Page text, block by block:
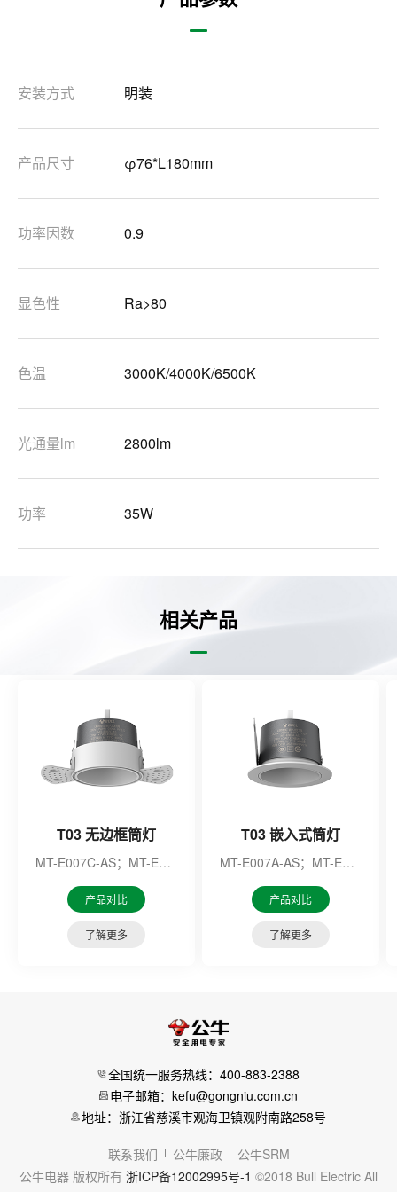
安装方式 明装
产品尺寸 φ76*L180mm
功率因数 0.9
显色性 Ra>80
色温 3000K/4000K/6500K
光通量lm 2800lm
功率 35W
相关产品
T03 无边框筒灯
MT-E007C-AS；MT-E007F-AS；MT-E007M-AS；MT-E007N-AS；MT-E010E-AS；MT-E010F-AS；MT-E010G-AS；MT-E010H-AS；
产品对比
了解更多
T03 嵌入式筒灯
MT-E007A-AS；MT-E007B-AS
产品对比
了解更多
全国统一服务热线：400-883-2388
电子邮箱：kefu@gongniu.com.cn
地址：浙江省慈溪市观海卫镇观附南路258号
联系我们 公牛廉政
公牛SRM
公牛电器 版权所有 浙ICP备12002995号-1 ©2018 Bull Electric All